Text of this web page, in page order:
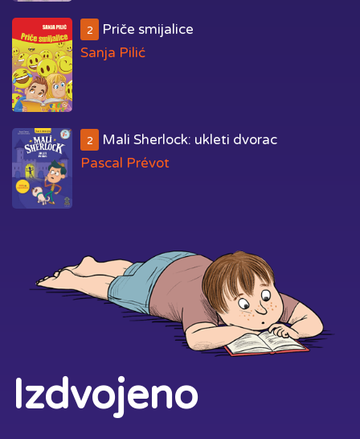
2
Priče smijalice
Sanja Pilić
2
Mali Sherlock: ukleti dvorac
Pascal Prévot
Izdvojeno